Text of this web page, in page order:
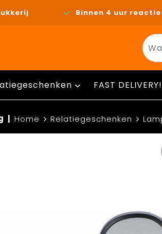
Binnen 4 uur
FAST DELIVERY!
Home Relatiegeschenken